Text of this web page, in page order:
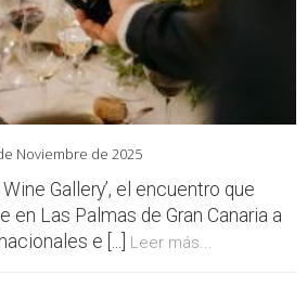
Noviembre de 2025
Gallery’, el encuentro que
en Las Palmas de Gran Canaria a
e [...] Leer más...